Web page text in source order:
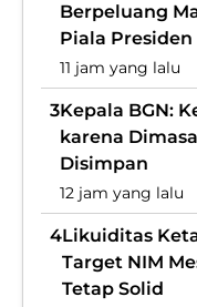
Berpeluang
Piala Presiden
11 jam yang lalu
3Kepala BGN:
karena
Disimpan
12 jam yang lalu
4Likuiditas
Target NIM
Tetap Solid